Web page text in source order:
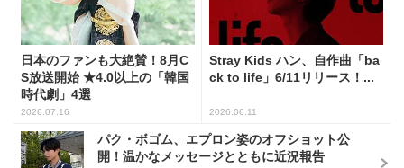
日本のファンも大絶賛！8月C
S放送開始 ★4.0以上の「韓国
時代劇」4選
2026.07.16
Stray Kids ハン、自作曲「ba
ck to life」6/11リリース！...
2026.06.11
パク・ボゴム、エプロン姿のオフショット公
開！温かなメッセージとともに近況報告